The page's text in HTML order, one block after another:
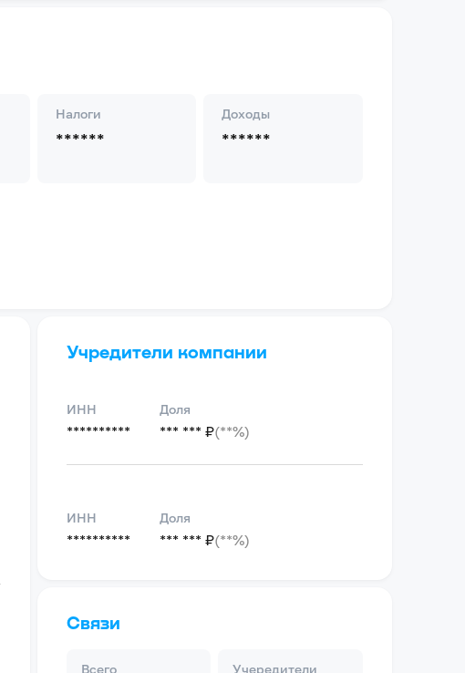
Налоги
******
Доходы
******
Учредители компании
ИНН
**********
Доля
*** *** ₽(**%)
ИНН
**********
Доля
*** *** ₽(**%)
Связи
Всего Учередители